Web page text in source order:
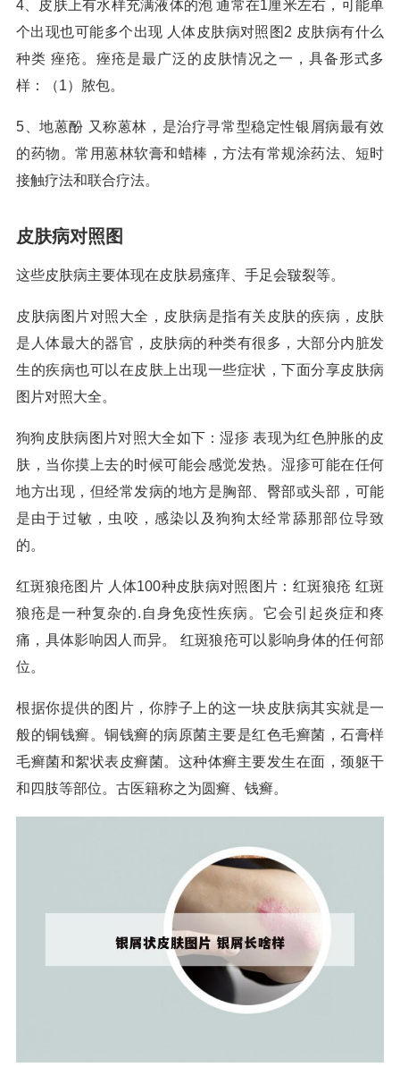
4、皮肤上有水样充满液体的泡 通常在1厘米左右，可能单
个出现也可能多个出现 人体皮肤病对照图2 皮肤病有什么
种类 痤疮。痤疮是最广泛的皮肤情况之一，具备形式多
样：（1）脓包。
5、地蒽酚 又称蒽林，是治疗寻常型稳定性银屑病最有效
的药物。常用蒽林软膏和蜡棒，方法有常规涂药法、短时
接触疗法和联合疗法。
皮肤病对照图
这些皮肤病主要体现在皮肤易瘙痒、手足会皲裂等。
皮肤病图片对照大全，皮肤病是指有关皮肤的疾病，皮肤
是人体最大的器官，皮肤病的种类有很多，大部分内脏发
生的疾病也可以在皮肤上出现一些症状，下面分享皮肤病
图片对照大全。
狗狗皮肤病图片对照大全如下：湿疹 表现为红色肿胀的皮
肤，当你摸上去的时候可能会感觉发热。湿疹可能在任何
地方出现，但经常发病的地方是胸部、臀部或头部，可能
是由于过敏，虫咬，感染以及狗狗太经常舔那部位导致
的。
红斑狼疮图片 人体100种皮肤病对照图片：红斑狼疮 红斑
狼疮是一种复杂的.自身免疫性疾病。它会引起炎症和疼
痛，具体影响因人而异。 红斑狼疮可以影响身体的任何部
位。
根据你提供的图片，你脖子上的这一块皮肤病其实就是一
般的铜钱癣。铜钱癣的病原菌主要是红色毛癣菌，石膏样
毛癣菌和絮状表皮癣菌。这种体癣主要发生在面，颈躯干
和四肢等部位。古医籍称之为圆癣、钱癣。